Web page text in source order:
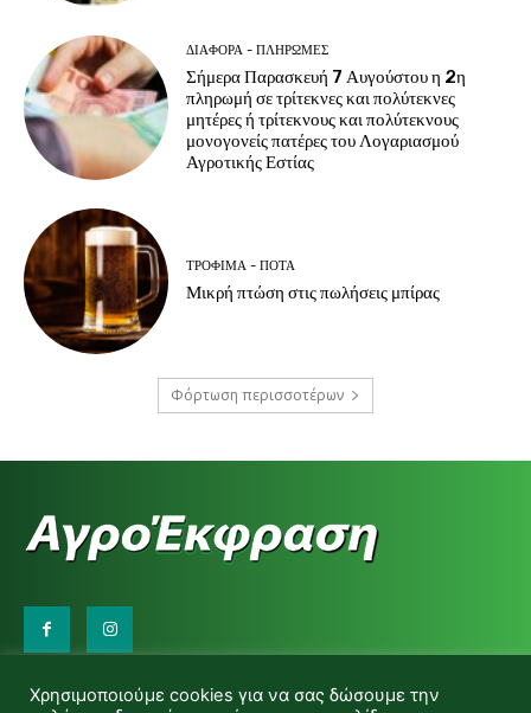
ΔΙΆΦΟΡΑ - ΠΛΗΡΩΜΈΣ
Σήμερα Παρασκευή 7 Αυγούστου η 2η
πληρωμή σε τρίτεκνες και πολύτεκνες
μητέρες ή τρίτεκνους και πολύτεκνους
μονογονείς πατέρες του Λογαριασμού
Αγροτικής Εστίας
ΤΡΌΦΙΜΑ - ΠΟΤΆ
Μικρή πτώση στις πωλήσεις μπίρας
Φόρτωση περισσοτέρων
d.makas@yahoo.gr
Χρησιμοποιούμε cookies για να σας δώσουμε την